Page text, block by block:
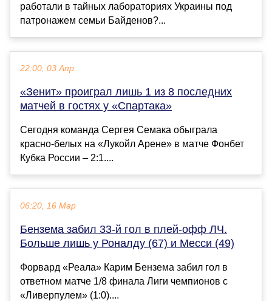
работали в тайных лабораториях Украины под
патронажем семьи Байденов?...
22:00, 03 Апр
«Зенит» проиграл лишь 1 из 8 последних
матчей в гостях у «Спартака»
Сегодня команда Сергея Семака обыграла
красно-белых на «Лукойл Арене» в матче Фонбет
Кубка России – 2:1....
06:20, 16 Мар
Бензема забил 33-й гол в плей-офф ЛЧ.
Больше лишь у Роналду (67) и Месси (49)
Форвард «Реала» Карим Бензема забил гол в
ответном матче 1/8 финала Лиги чемпионов с
«Ливерпулем» (1:0)....